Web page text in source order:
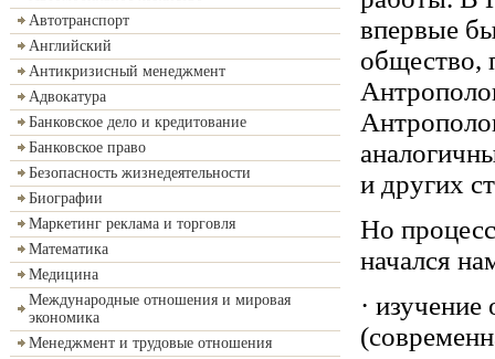
Автотранспорт
Английский
Антикризисный менеджмент
Адвокатура
Банковское дело и кредитование
Банковское право
Безопасность жизнедеятельности
Биографии
Маркетинг реклама и торговля
Математика
Медицина
Международные отношения и мировая
экономика
Менеджмент и трудовые отношения
впервые
общество,
и других
Но
начался
·